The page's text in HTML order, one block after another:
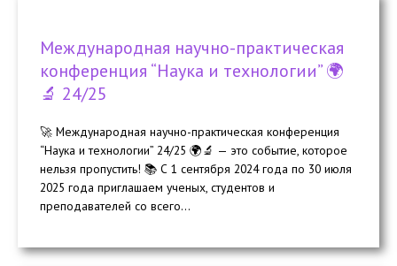
Международная научно-практическая
конференция “Наука и технологии” 🌍
🔬 24/25
🚀 Международная научно-практическая конференция
“Наука и технологии” 24/25 🌍🔬 — это событие, которое
нельзя пропустить! 📚 С 1 сентября 2024 года по 30 июля
2025 года приглашаем ученых, студентов и
преподавателей со всего...